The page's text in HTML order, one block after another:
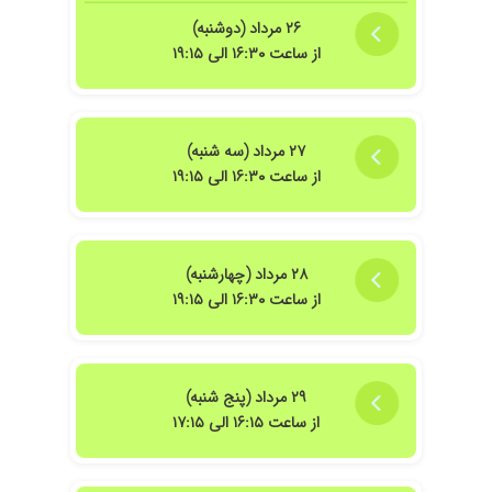
عمل هیدروسل
عدم رضایت
فتق.هنوز عمل نشده ۱۴۰۲/۰۷/۲۷
پروستات پدرم که در حال درمان هستن فعلا
پزشک ماهری هستند
پروستات
عمل واریکوسل داشتم خیلی راضی هستم
عالی عالی
عدم رضایت
فوق العاده
۱۴۰۳/۱۰/۰۵
قبلآدوبارتوسط ایشان عملTUL انجامدادم سننگ
۲۶ مرداد (دوشنبه)
از ساعت ۱۶:۳۰ الی ۱۹:۱۵
۲۷ مرداد (سه شنبه)
از ساعت ۱۶:۳۰ الی ۱۹:۱۵
۲۸ مرداد (چهارشنبه)
از ساعت ۱۶:۳۰ الی ۱۹:۱۵
۲۹ مرداد (پنج شنبه)
از ساعت ۱۶:۱۵ الی ۱۷:۱۵